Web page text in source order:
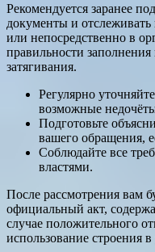
Рекомендуется заранее
документы и
или непосредственно в
правильности
затягивания.
Регулярно
возможные
Подготовьте
вашего обращения,
Соблюдайте все
властями.
После рассмотрения вам
официальный акт,
случае положительного
использование строения